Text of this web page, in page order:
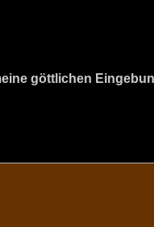
göttlichen